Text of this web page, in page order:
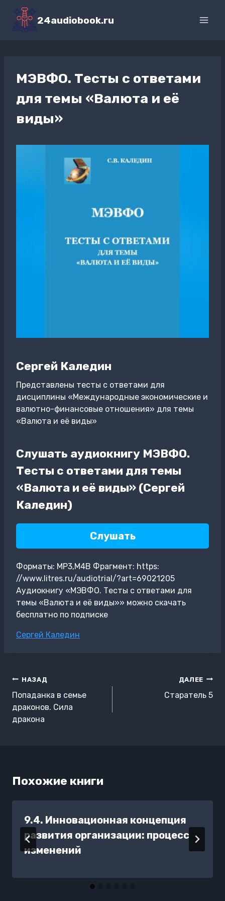
Перейти
содержимому
24audiobook.ru
МЭВФО. Тесты с ответами
для темы «Валюта и её
виды»
Сергей Каледин
Представлены тесты с ответами для
дисциплины «Международные экономические и
валютно-финансовые отношения» для темы
«Валюта и её виды»
Слушать аудиокнигу МЭВФО.
Тесты с ответами для темы
«Валюта и её виды» (Сергей
Каледин)
Слушать
Форматы: MP3,M4B Фрагмент: https:
//www.litres.ru/audiotrial/?art=69021205
Аудиокнигу «МЭВФО. Тесты с ответами для
темы «Валюта и её виды»» можно скачать
бесплатно по подписке
Метки
Сергей Каледин
Навигация
по
записям
НАЗАД
Попаданка в семье
драконов. Сила
дракона
ДАЛЕЕ
Старатель 5
Похожие книги
9.4. Инновационная концепция
развития организации: процесс
изменений